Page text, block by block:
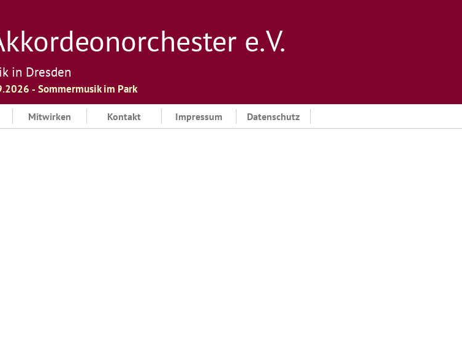
e. V.
in Dresden
‐ Sommermusik im Park
Mitwirken Kontakt Impressum Datenschutz